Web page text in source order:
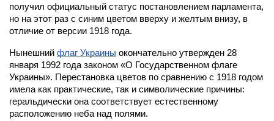
получил официальный статус постановлением парламента,
но на этот раз с синим цветом вверху и желтым внизу, в
отличие от версии 1918 года.
Нынешний флаг Украины окончательно утвержден 28
января 1992 года законом «О Государственном флаге
Украины». Перестановка цветов по сравнению с 1918 годом
имела как практические, так и символические причины:
геральдически она соответствует естественному
расположению неба над полями.